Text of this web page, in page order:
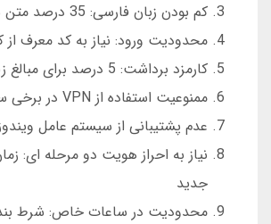
کم بودن زبان فارسی: 35 درصد متن ها انگلیسی است
محدودیت ورود: نیاز به کد معرف از
کارمزد برداشت: 5 درصد برای مبالغ زیر 1 میلیون
ممنوعیت استفاده از VPN در برخی سرورها
عدم پشتیبانی از سیستم عامل
نیاز به احراز هویت دو مرحله ای:
جدید
محدودیت در ساعات خاص: شرط